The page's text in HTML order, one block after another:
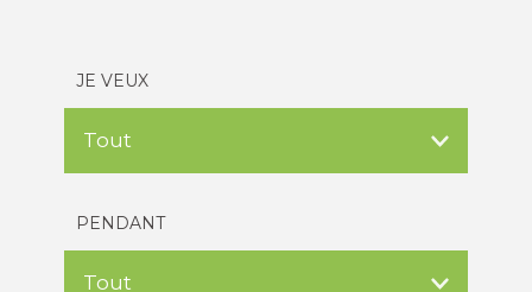
JE VEUX
PENDANT